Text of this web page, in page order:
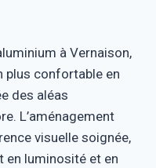
à Vernaison,
plus confortable en
des aléas
L’aménagement
visuelle soignée,
en luminosité et en